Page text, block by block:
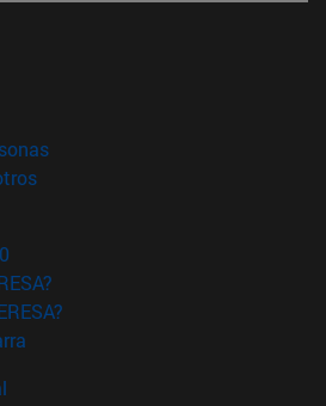
nueva ventana)
(abre en nueva ventana)
(abre en nueva ventana)